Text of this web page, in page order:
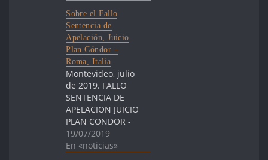
FUCVAM.
(Eduardo Víctor
Haedo 2219 entre
Juan Paullier y
Cufré). Invitados:
JAIR KRISCHKE -
Presidente
Movimento de
Justiça e Direitos
Humanos (Porto
Alegre, Brasil).
MARCELO
Sobre el Fallo
Sentencia de
Apelación, Juicio
Plan Cóndor –
Roma, Italia
Montevideo, julio
de 2019. FALLO
SENTENCIA DE
APELACION JUICIO
PLAN CONDOR -
ROMA ITALIA
Saludamos con
19/07/2019
En «noticias»